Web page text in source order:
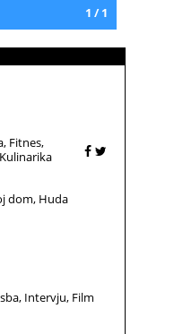
1 / 1
Fitnes
Kulinarika
dom Huda
Intervju Film